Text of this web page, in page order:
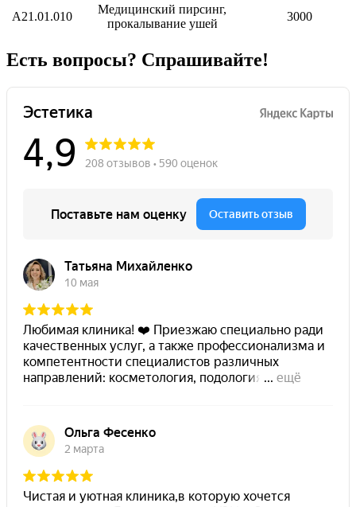
А21.01.010
Медицинский пирсинг,
прокалывание ушей
3000
Есть вопросы? Спрашивайте!